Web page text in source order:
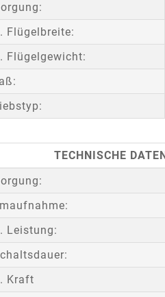
Flügelbreite:
Flügelgewicht:
TECHNISCHE
Leistung:
Kraft